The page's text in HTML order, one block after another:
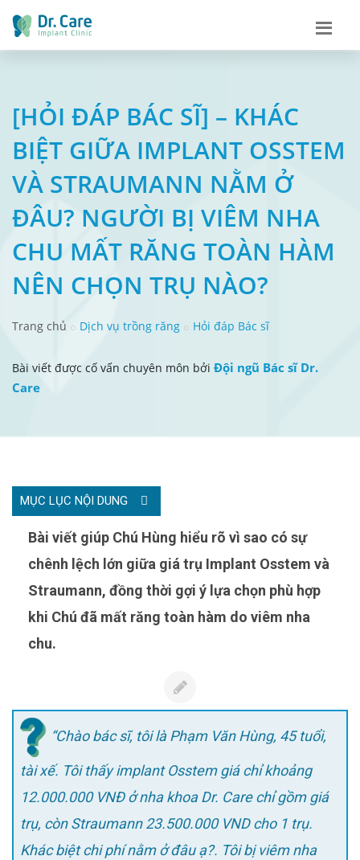
[HỎI ĐÁP BÁC SĨ] – KHÁC
BIỆT GIỮA IMPLANT OSSTEM
VÀ STRAUMANN NẰM Ở
ĐÂU? NGƯỜI BỊ VIÊM NHA
CHU MẤT RĂNG TOÀN HÀM
NÊN CHỌN TRỤ NÀO?
Trang chủ Dịch vụ trồng răng Hỏi đáp Bác sĩ
Bài viết được cố vấn chuyên môn bởi Đội ngũ Bác sĩ Dr.
Care
MỤC LỤC NỘI DUNG
Bài viết giúp Chú Hùng hiểu rõ vì sao có sự
chênh lệch lớn giữa giá trụ Implant Osstem và
Straumann, đồng thời gợi ý lựa chọn phù hợp
khi Chú đã mất răng toàn hàm do viêm nha
chu.
“Chào bác sĩ, tôi là Phạm Văn Hùng, 45 tuổi,
tài xế. Tôi thấy implant Osstem giá chỉ khoảng
12.000.000 VNĐ ở nha khoa Dr. Care chỉ gồm giá
trụ, còn Straumann 23.500.000 VND cho 1 trụ.
Khác biệt chi phí nằm ở đâu ạ?. Tôi bị viêm nha